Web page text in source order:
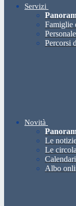
Servizi
Famiglie
Percorsi
Novità
Le
Le
Albo